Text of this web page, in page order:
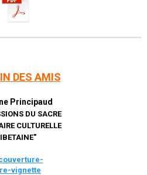
DES AMIS
Principaud
DU SACRE
CULTURELLE